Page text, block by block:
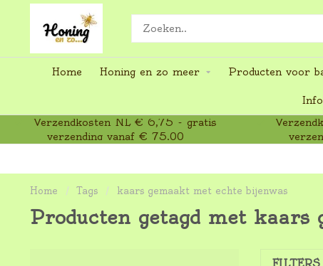
Home Honing en zo meer Producten voor
Verzendkosten NL € 6,75 - gratis
verzending vanaf € 75,00
Home / Tags / kaars gemaakt met echte bijenwas
Producten getagd met kaars